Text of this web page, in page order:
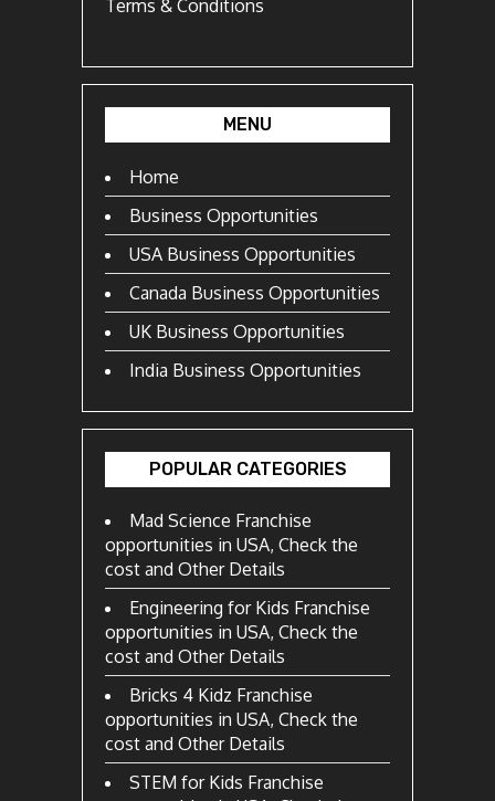
Terms & Conditions
MENU
Home
Business Opportunities
USA Business Opportunities
Canada Business Opportunities
UK Business Opportunities
India Business Opportunities
POPULAR CATEGORIES
Mad Science Franchise
opportunities in USA, Check the
cost and Other Details
Engineering for Kids Franchise
opportunities in USA, Check the
cost and Other Details
Bricks 4 Kidz Franchise
opportunities in USA, Check the
cost and Other Details
STEM for Kids Franchise